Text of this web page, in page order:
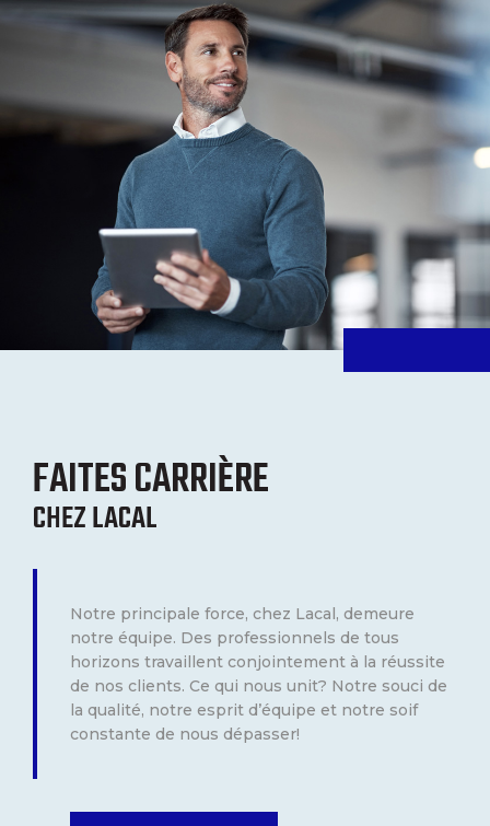
FAITES CARRIÈRE
CHEZ LACAL
Notre principale force, chez Lacal, demeure
notre équipe. Des professionnels de tous
horizons travaillent conjointement à la réussite
de nos clients. Ce qui nous unit? Notre souci de
la qualité, notre esprit d’équipe et notre soif
constante de nous dépasser!